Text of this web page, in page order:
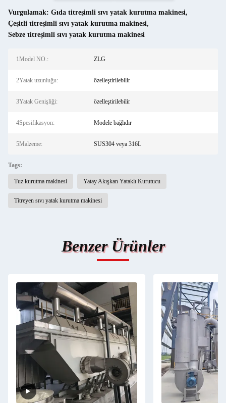
Vurgulamak: Gıda titreşimli sıvı yatak kurutma makinesi,
Çeşitli titreşimli sıvı yatak kurutma makinesi,
Sebze titreşimli sıvı yatak kurutma makinesi
1Model NO.: ZLG
2Yatak uzunluğu: özelleştirilebilir
3Yatak Genişliği: özelleştirilebilir
4Spesifikasyon: Modele bağlıdır
5Malzeme: SUS304 veya 316L
Tags:
Tuz kurutma makinesi Yatay Akışkan Yataklı Kurutucu
Titreyen sıvı yatak kurutma makinesi
Benzer Ürünler